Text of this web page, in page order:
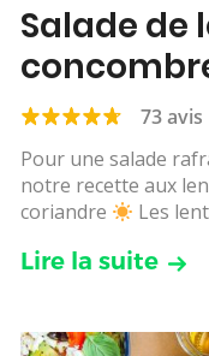
Salade de
coriandre
73 avis
Pour une salade
notre recette aux
coriandre
Les
Lire la suite